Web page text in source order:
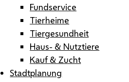
Fundservice
Tierheime
Tiergesundheit
Haus- & Nutztiere
Kauf & Zucht
Stadtplanung